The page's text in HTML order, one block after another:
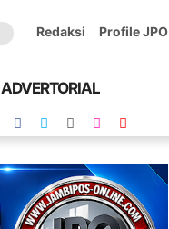
Redaksi Profile JPO
ADVERTORIAL